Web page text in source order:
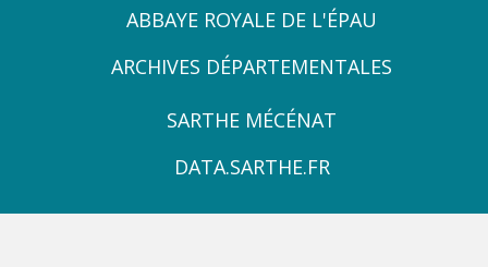
ZONEABBAYE ROYALE DE L'ÉPAU
ARCHIVES DÉPARTEMENTALES
SARTHE MÉCÉNAT
DATA.SARTHE.FR